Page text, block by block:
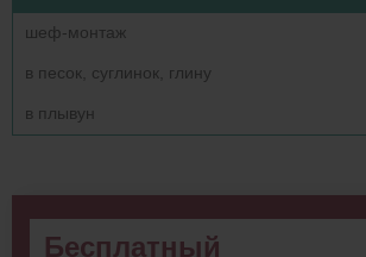
шеф-монтаж
в песок, суглинок, глину
в плывун
Бесплатный